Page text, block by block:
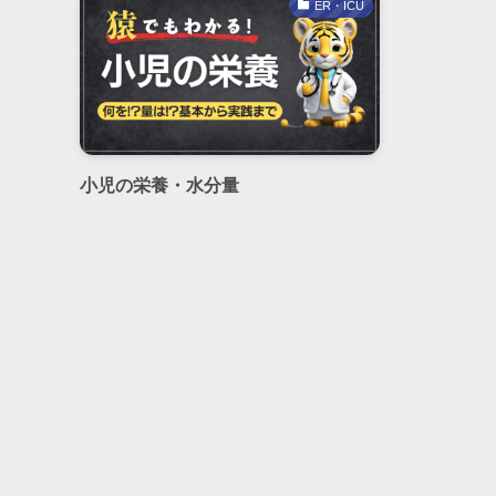
ER・ICU
小児の栄養・水分量